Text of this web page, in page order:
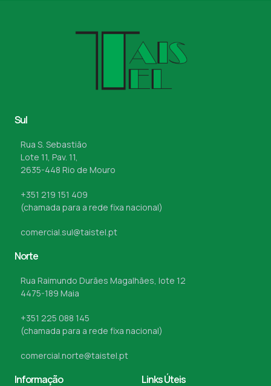
Sul
Rua S. Sebastião
Lote 11, Pav. 11,
2635-448 Rio de Mouro
+351 219 151 409
(chamada para a rede fixa nacional)
comercial.sul@taistel.pt
Norte
Rua Raimundo Durães Magalhães, lote 12
4475-189 Maia
+351 225 088 145
(chamada para a rede fixa nacional)
comercial.norte@taistel.pt
Informação Links Úteis